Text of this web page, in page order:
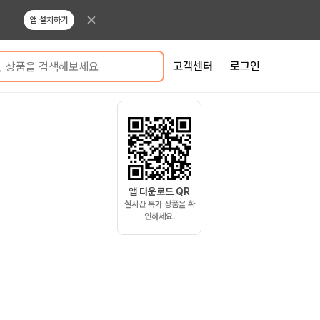
앱 설치하기
상품을 검색해보세요 고객센터 로그인
앱 다운로드 QR
실시간 특가 상품을 확
인하세요.